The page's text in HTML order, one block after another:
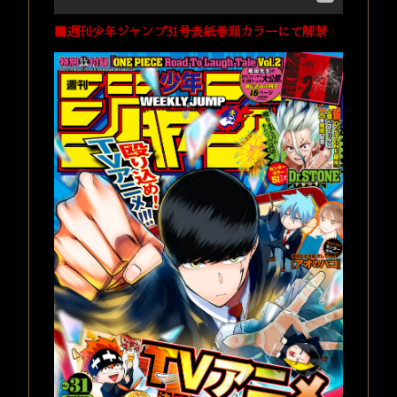
■週刊少年ジャンプ31号表紙巻頭カラーにて解禁